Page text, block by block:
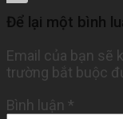
Để lại một bình
Email của bạn sẽ
trường bắt buộc
Bình luận *